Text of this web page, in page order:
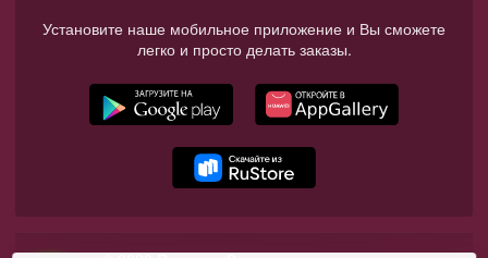
Установите наше мобильное приложение и Вы сможете
легко и просто делать заказы.